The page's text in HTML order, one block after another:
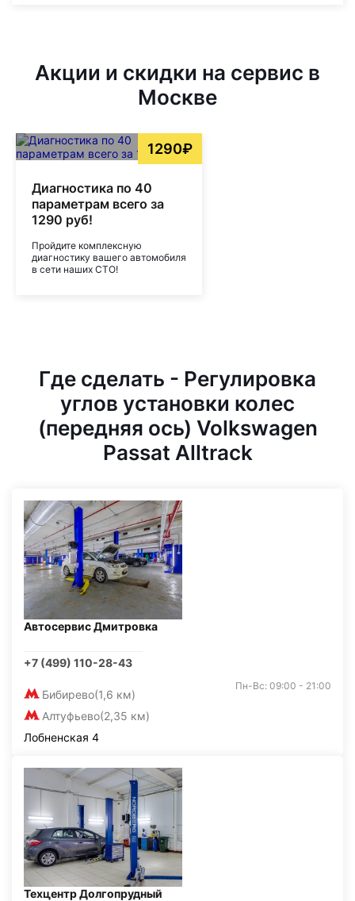
Акции и скидки на сервис в
Москве
1290₽
Диагностика по 40
параметрам всего за
1290 руб!
Пройдите комплексную
диагностику вашего автомобиля
в сети наших СТО!
Где сделать - Регулировка
углов установки колес
(передняя ось) Volkswagen
Passat Alltrack
Автосервис Дмитровка
+7 (499) 110-28-43
Бибирево(1,6 км)
Алтуфьево(2,35 км)
Пн-Вс: 09:00 - 21:00
Лобненская 4
Техцентр Долгопрудный